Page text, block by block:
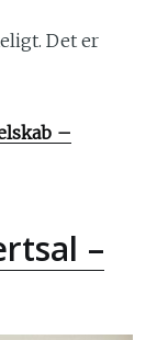
Det er
–
–